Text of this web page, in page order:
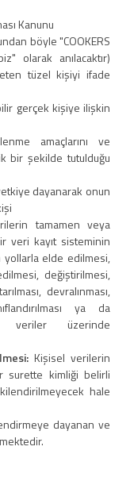
Kanunu
böyle "COOKERS
olarak anılacaktır)
tüzel kişiyi ifade
gerçek kişiye ilişkin
amaçlarını ve
bir şekilde tutulduğu
dayanarak onun
tamamen veya
veri kayıt sisteminin
yollarla elde edilmesi,
değiştirilmesi,
devralınması,
ya da
veriler üzerinde
Kişisel verilerin
surette kimliği belirli
hale
dayanan ve